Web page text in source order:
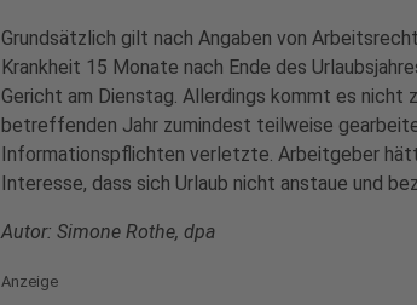
Grundsätzlich gilt nach Angaben von
Krankheit 15 Monate nach Ende des
Gericht am Dienstag. Allerdings kommt es nicht
betreffenden Jahr zumindest teilweise
Informationspflichten verletzte. Arbeitgeber
Interesse, dass sich Urlaub nicht anstaue und
Autor: Simone Rothe, dpa
Anzeige